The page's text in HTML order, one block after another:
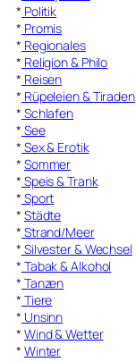
* Politik
* Promis
* Regionales
* Religion & Philo
* Reisen
* Rüpeleien & Tiraden
* Schlafen
* See
* Sex & Erotik
* Sommer
* Speis & Trank
* Sport
* Städte
* Strand/Meer
* Silvester & Wechsel
* Tabak & Alkohol
* Tanzen
* Tiere
* Unsinn
* Wind & Wetter
* Winter